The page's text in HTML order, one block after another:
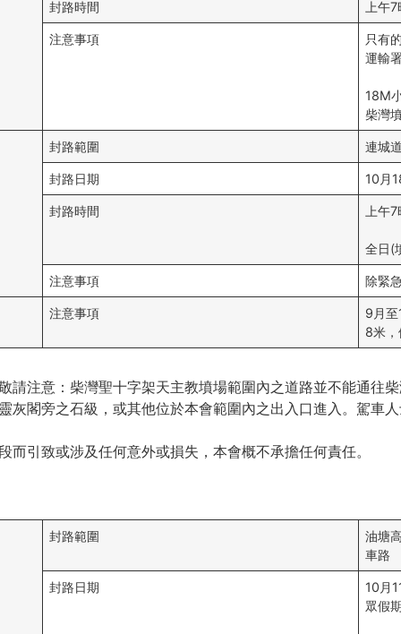
封路時間 上午
注意事項
只有
運輸
18M
柴灣
封路範圍 連城
封路日期 10月
封路時間 上午
全日(
注意事項 除緊
注意事項
9月至
8米
請注意：柴灣聖十字架天主教墳場範圍內之道路並不能通往
灰閣旁之石級，或其他位於本會範圍內之出入口進入。駕車
引致或涉及任何意外或損失，本會概不承擔任何責任。
封路範圍
油塘
車路
封路日期
10月
眾假